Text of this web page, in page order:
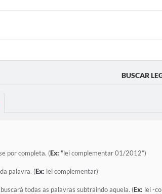
BUSCAR
por completa. (Ex: "lei complementar 01/2012”)
palavra. (Ex: lei complementar)
todas as palavras subtraindo aquela. (Ex: lei -